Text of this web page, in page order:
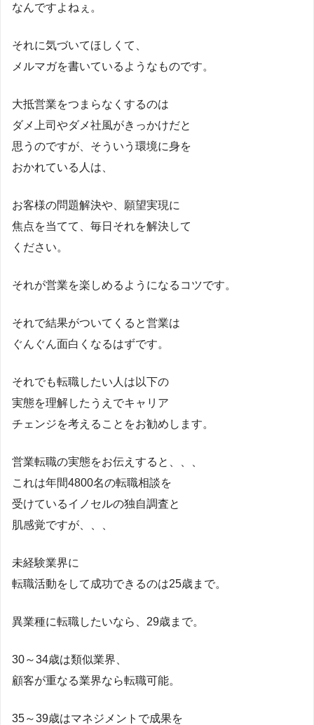
なんですよねぇ。
それに気づいてほしくて、
メルマガを書いているようなものです。
大抵営業をつまらなくするのは
ダメ上司やダメ社風がきっかけだと
思うのですが、そういう環境に身を
おかれている人は、
お客様の問題解決や、願望実現に
焦点を当てて、毎日それを解決して
ください。
それが営業を楽しめるようになるコツです。
それで結果がついてくると営業は
ぐんぐん面白くなるはずです。
それでも転職したい人は以下の
実態を理解したうえでキャリア
チェンジを考えることをお勧めします。
営業転職の実態をお伝えすると、、、
これは年間4800名の転職相談を
受けているイノセルの独自調査と
肌感覚ですが、、、
未経験業界に
転職活動をして成功できるのは25歳まで。
異業種に転職したいなら、29歳まで。
30～34歳は類似業界、
顧客が重なる業界なら転職可能。
35～39歳はマネジメントで成果を